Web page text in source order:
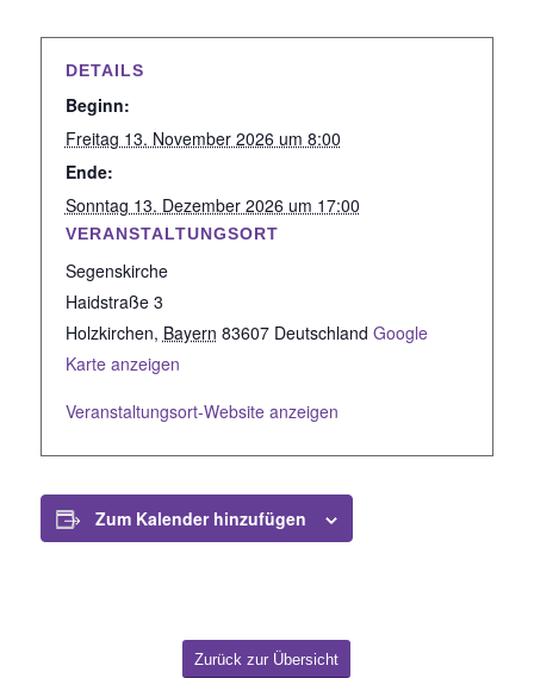
DETAILS
Beginn:
Freitag 13. November 2026 um 8:00
Ende:
Sonntag 13. Dezember 2026 um 17:00
VERANSTALTUNGSORT
Segenskirche
Haidstraße 3
Holzkirchen, Bayern 83607 Deutschland Google
Karte anzeigen
Veranstaltungsort-Website anzeigen
Zum Kalender hinzufügen
Zurück zur Übersicht